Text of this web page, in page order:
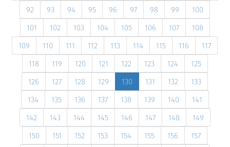
92
93 94 95 96 97 98 99
100
101
102 103 104 105 106 107
108
109
110 111 112 113 114 115 116
117
118
119 120 121 122 123 124
125
126
127 128 129 130 131 132
133
134
135 136 137 138 139 140
141
142
143 144 145 146 147 148
149
150
151 152 153 154 155 156
157